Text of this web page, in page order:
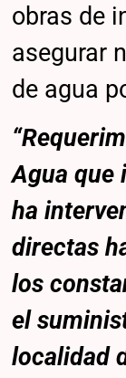
obras de
asegurar
de agua
Agua que
ha
directas
los
el
localidad